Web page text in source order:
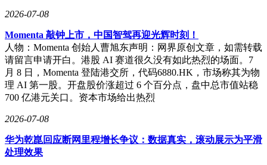
2026-07-08
Momenta 敲钟上市，中国智驾再迎光辉时刻！
人物：Momenta 创始人曹旭东声明：网界原创文章，如需转载
请留言申请开白。港股 AI 赛道很久没有如此热烈的场面。7
月 8 日，Momenta 登陆港交所，代码6880.HK，市场称其为物
理 AI 第一股。开盘股价涨超过 6 个百分点，盘中总市值站稳
700 亿港元关口。资本市场给出热烈
2026-07-08
华为乾崑回应断网里程增长争议：数据真实，滚动展示为平滑
处理效果